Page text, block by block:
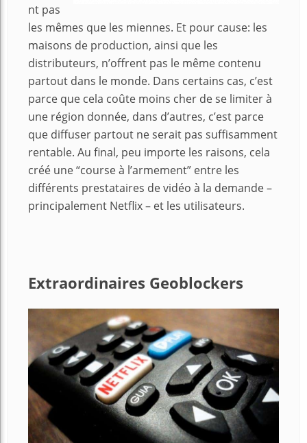
nt pas
les mêmes que les miennes. Et pour cause: les
maisons de production, ainsi que les
distributeurs, n’offrent pas le même contenu
partout dans le monde. Dans certains cas, c’est
parce que cela coûte moins cher de se limiter à
une région donnée, dans d’autres, c’est parce
que diffuser partout ne serait pas suffisamment
rentable. Au final, peu importe les raisons, cela
créé une “course à l’armement” entre les
différents prestataires de vidéo à la demande –
principalement Netflix – et les utilisateurs.
Extraordinaires Geoblockers